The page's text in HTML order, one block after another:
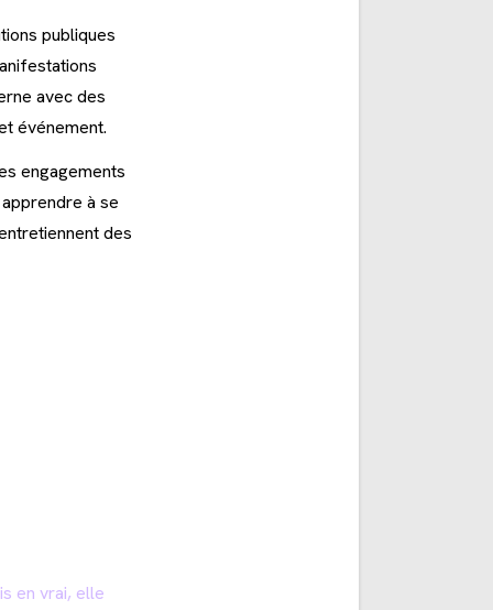
publiques
avec des
événement.
engagements
à se
des
en vrai, elle